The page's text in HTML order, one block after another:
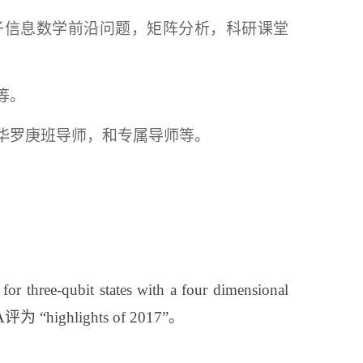
息数学前沿问题， 矩阵分析， 科研课堂
。
罗庚班导师，和专属导师等。
three-qubit states with a four dimensional
为 “highlights of 2017”。